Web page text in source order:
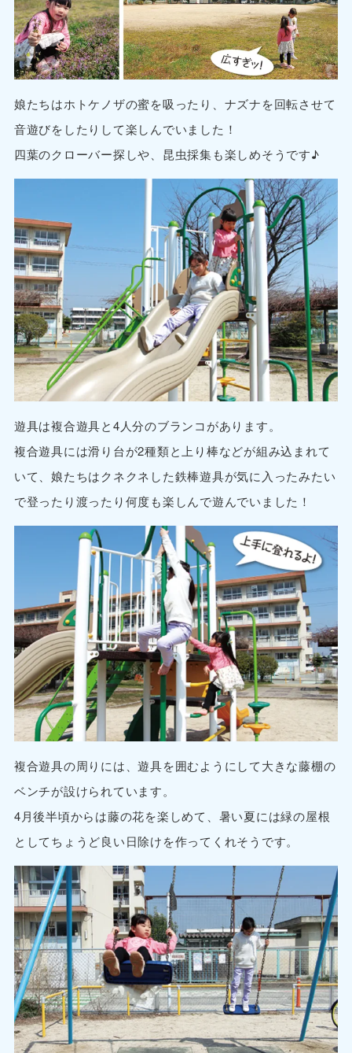
娘たちはホトケノザの蜜を吸ったり、ナズナを回転させて
音遊びをしたりして楽しんでいました！
四葉のクローバー探しや、昆虫採集も楽しめそうです♪
遊具は複合遊具と4人分のブランコがあります。
複合遊具には滑り台が2種類と上り棒などが組み込まれて
いて、娘たちはクネクネした鉄棒遊具が気に入ったみたい
で登ったり渡ったり何度も楽しんで遊んでいました！
複合遊具の周りには、遊具を囲むようにして大きな藤棚の
ベンチが設けられています。
4月後半頃からは藤の花を楽しめて、暑い夏には緑の屋根
としてちょうど良い日除けを作ってくれそうです。